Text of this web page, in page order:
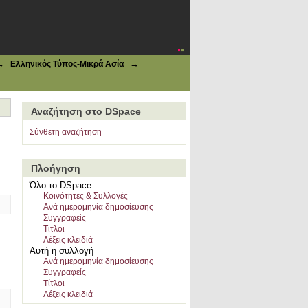
Ελληνικός Τύπος-Μικρά Ασία →
Αναζήτηση στο DSpace
Σύνθετη αναζήτηση
Πλοήγηση
Όλο το DSpace
Κοινότητες & Συλλογές
Ανά ημερομηνία δημοσίευσης
Συγγραφείς
Τίτλοι
Λέξεις κλειδιά
Αυτή η συλλογή
Ανά ημερομηνία δημοσίευσης
Συγγραφείς
Τίτλοι
Λέξεις κλειδιά